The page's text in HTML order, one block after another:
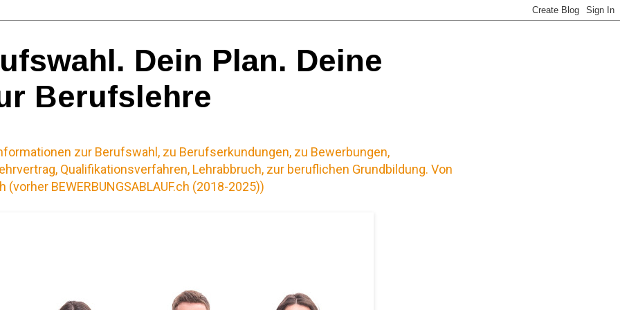
Dein Plan. Deine
Berufslehre
zur Berufswahl, zu Berufserkundungen, zu Bewerbungen,
Qualifikationsverfahren, Lehrabbruch, zur beruflichen Grundbildung. Von
(vorher BEWERBUNGSABLAUF.ch (2018-2025))